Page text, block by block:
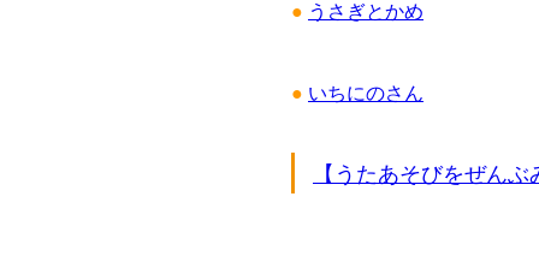
● うさぎとかめ
● いちにのさん
【うたあそびをぜんぶ